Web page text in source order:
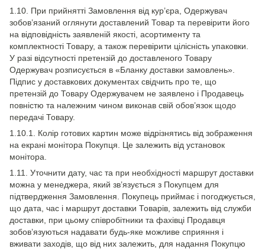
1.10. При прийнятті Замовлення від кур’єра, Одержувач
зобов’язаний оглянути доставлений Товар та перевірити його
на відповідність заявленій якості, асортименту та
комплектності Товару, а також перевірити цілісність упаковки.
У разі відсутності претензій до доставленого Товару
Одержувач розписується в «Бланку доставки замовлень».
Підпис у доставкових документах свідчить про те, що
претензій до Товару Одержувачем не заявлено і Продавець
повністю та належним чином виконав свій обов’язок щодо
передачі Товару.
1.10.1. Колір готових картин може відрізнятись від зображення
на екрані монітора Покупця. Це залежить від установок
монітора.
1.11. Уточнити дату, час та при необхідності маршрут доставки
можна у менеджера, який зв’язується з Покупцем для
підтвердження Замовлення. Покупець приймає і погоджується,
що дата, час і маршрут доставки Товарів, залежить від служби
доставки, при цьому співробітники та фахівці Продавця
зобов’язуються надавати будь-яке можливе сприяння і
вживати заходів, що від них залежить, для надання Покупцю